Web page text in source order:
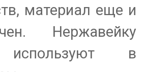
материал еще и
Нержавейку
используют в